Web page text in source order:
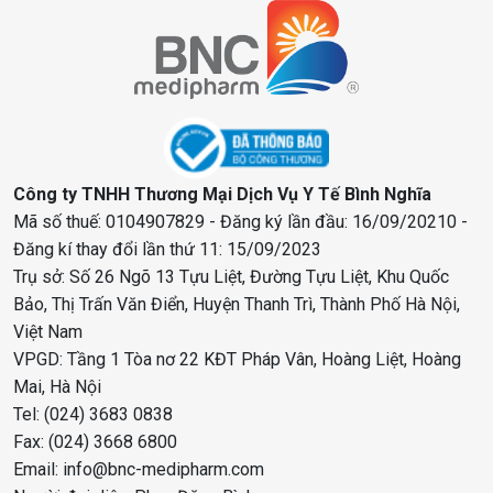
Công ty TNHH Thương Mại Dịch Vụ Y Tế Bình Nghĩa
Mã số thuế: 0104907829 - Đăng ký lần đầu: 16/09/20210 -
Đăng kí thay đổi lần thứ 11: 15/09/2023
Trụ sở: Số 26 Ngõ 13 Tựu Liệt, Đường Tựu Liệt, Khu Quốc
Bảo, Thị Trấn Văn Điển, Huyện Thanh Trì, Thành Phố Hà Nội,
Việt Nam
VPGD: Tầng 1 Tòa nơ 22 KĐT Pháp Vân, Hoàng Liệt, Hoàng
Mai, Hà Nội
Tel: (024) 3683 0838
Fax: (024) 3668 6800
Email: info@bnc-medipharm.com